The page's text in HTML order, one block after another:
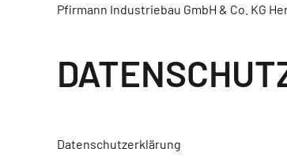
Pfirmann Industriebau GmbH & Co. KG
Datenschutzerklärung